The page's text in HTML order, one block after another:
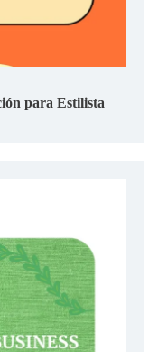
para Estilista